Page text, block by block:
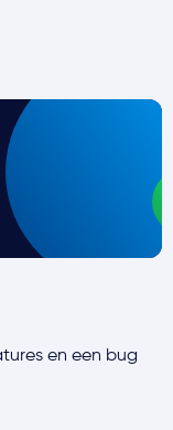
en een bug